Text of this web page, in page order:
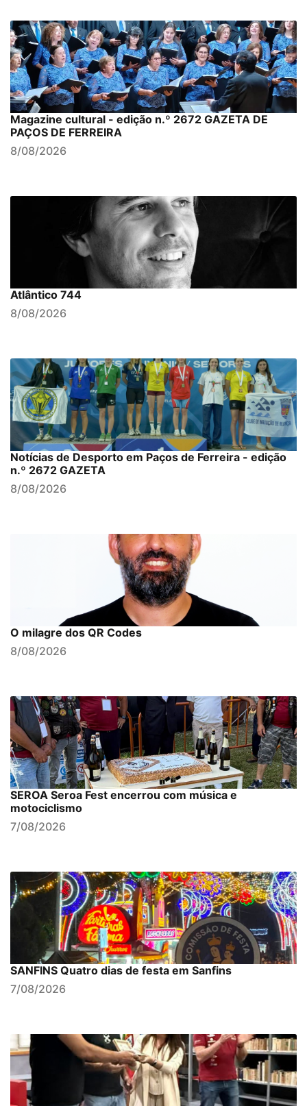
Magazine cultural - edição n.º 2672 GAZETA DE
PAÇOS DE FERREIRA
8/08/2026
Atlântico 744
8/08/2026
Notícias de Desporto em Paços de Ferreira - edição
n.º 2672 GAZETA
8/08/2026
O milagre dos QR Codes
8/08/2026
SEROA Seroa Fest encerrou com música e
motociclismo
7/08/2026
SANFINS Quatro dias de festa em Sanfins
7/08/2026